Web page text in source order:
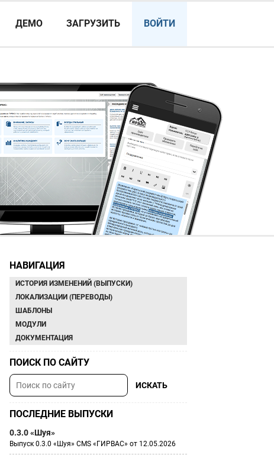
ДЕМО ЗАГРУЗИТЬ ВОЙТИ
НАВИГАЦИЯ
ИСТОРИЯ ИЗМЕНЕНИЙ (ВЫПУСКИ)
ЛОКАЛИЗАЦИИ (ПЕРЕВОДЫ)
ШАБЛОНЫ
МОДУЛИ
ДОКУМЕНТАЦИЯ
ПОИСК ПО САЙТУ
ПОСЛЕДНИЕ ВЫПУСКИ
0.3.0 «Шуя»
Выпуск 0.3.0 «Шуя» CMS «ГИРВАС» от 12.05.2026